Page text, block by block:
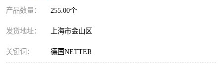
产品数量： 255.00个
发货地址： 上海市金山区
关键词： 德国NETTER
Warner Linear